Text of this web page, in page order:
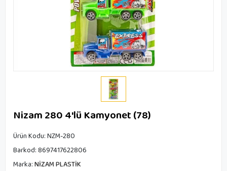
Nizam 280 4'lü Kamyonet (78)
Ürün Kodu:NZM-280
Barkod:8697417622806
Marka:NİZAM PLASTİK